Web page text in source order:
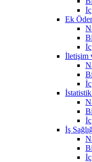
Ek
İletişim
İş